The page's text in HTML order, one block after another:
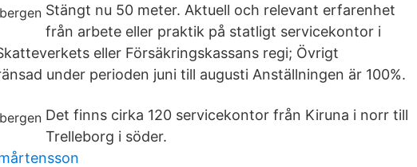
Stängt nu 50 meter. Aktuell och relevant erfarenhet
från arbete eller praktik på statligt servicekontor i
eller Försäkringskassans regi; Övrigt
under perioden juni till augusti Anställningen är 100%.
Det finns cirka 120 servicekontor från Kiruna i norr till
Trelleborg i söder.